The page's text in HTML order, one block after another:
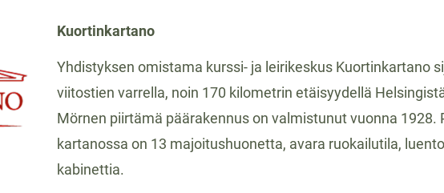
Kuortinkartano
Yhdistyksen omistama kurssi- ja leirikeskus Kuortinkartano
viitostien varrella, noin 170 kilometrin etäisyydellä
Mörnen piirtämä päärakennus on valmistunut vuonna 1928.
kartanossa on 13 majoitushuonetta, avara ruokailutila,
kabinettia.